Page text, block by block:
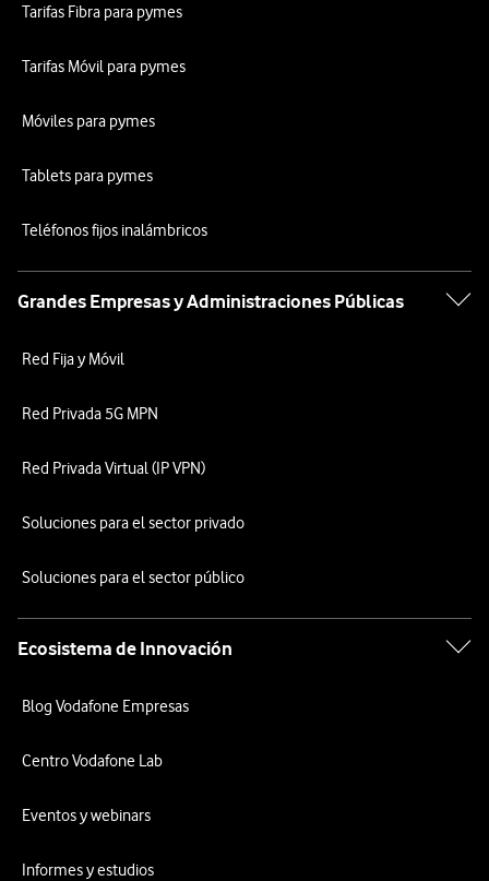
Tarifas Fibra para pymes
Tarifas Móvil para pymes
Móviles para pymes
Tablets para pymes
Teléfonos fijos inalámbricos
Grandes Empresas y Administraciones Públicas
Red Fija y Móvil
Red Privada 5G MPN
Red Privada Virtual (IP VPN)
Soluciones para el sector privado
Soluciones para el sector público
Ecosistema de Innovación
Blog Vodafone Empresas
Centro Vodafone Lab
Eventos y webinars
Informes y estudios